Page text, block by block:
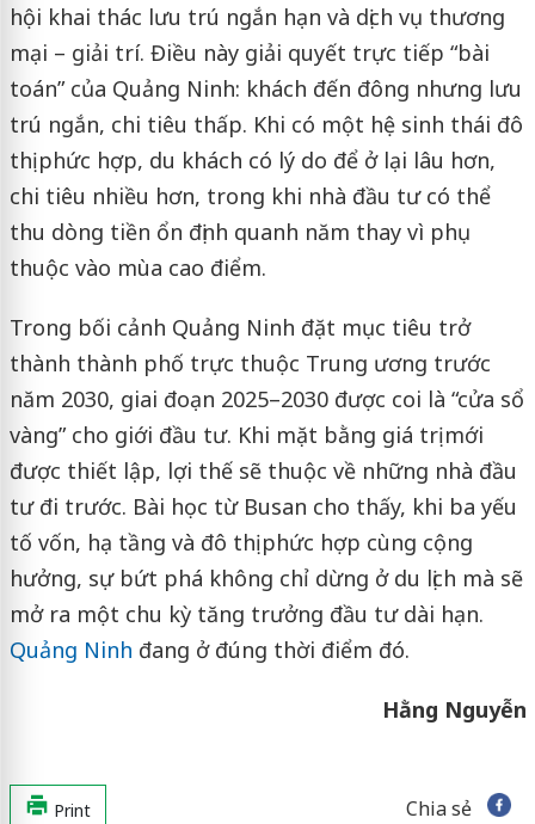
hội khai thác lưu trú ngắn hạn và dịch vụ thương
mại – giải trí. Điều này giải quyết trực tiếp “bài
toán” của Quảng Ninh: khách đến đông nhưng lưu
trú ngắn, chi tiêu thấp. Khi có một hệ sinh thái đô
thị phức hợp, du khách có lý do để ở lại lâu hơn,
chi tiêu nhiều hơn, trong khi nhà đầu tư có thể
thu dòng tiền ổn định quanh năm thay vì phụ
thuộc vào mùa cao điểm.
Trong bối cảnh Quảng Ninh đặt mục tiêu trở
thành thành phố trực thuộc Trung ương trước
năm 2030, giai đoạn 2025–2030 được coi là “cửa sổ
vàng” cho giới đầu tư. Khi mặt bằng giá trị mới
được thiết lập, lợi thế sẽ thuộc về những nhà đầu
tư đi trước. Bài học từ Busan cho thấy, khi ba yếu
tố vốn, hạ tầng và đô thị phức hợp cùng cộng
hưởng, sự bứt phá không chỉ dừng ở du lịch mà sẽ
mở ra một chu kỳ tăng trưởng đầu tư dài hạn.
Quảng Ninh đang ở đúng thời điểm đó.
Hằng Nguyễn
Print Chia sẻ